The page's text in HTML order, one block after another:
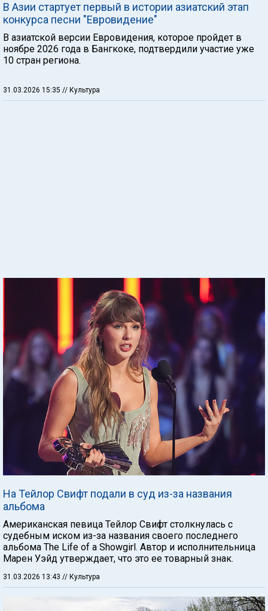
В Азии стартует первый в истории азиатский этап
конкурса песни "Евровидение"
В азиатской версии Евровидения, которое пройдет в
ноябре 2026 года в Бангкоке, подтвердили участие уже
10 стран региона.
31.03.2026 15:35 // Культура
На Тейлор Свифт подали в суд из-за названия
альбома
Американская певица Тейлор Свифт столкнулась с
судебным иском из-за названия своего последнего
альбома The Life of a Showgirl. Автор и исполнительница
Марен Уэйд утверждает, что это ее товарный знак.
31.03.2026 13:43 // Культура